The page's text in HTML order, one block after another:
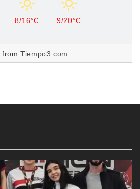
8/16°C 9/20°C
fromTiempo3.com